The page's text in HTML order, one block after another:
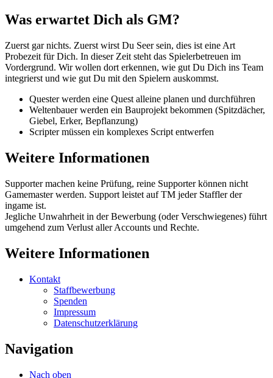
Was erwartet Dich als GM?
Zuerst gar nichts. Zuerst wirst Du Seer sein, dies ist eine Art
Probezeit für Dich. In dieser Zeit steht das Spielerbetreuen im
Vordergrund. Wir wollen dort erkennen, wie gut Du Dich ins Team
integrierst und wie gut Du mit den Spielern auskommst.
Quester werden eine Quest alleine planen und durchführen
Weltenbauer werden ein Bauprojekt bekommen (Spitzdächer,
Giebel, Erker, Bepflanzung)
Scripter müssen ein komplexes Script entwerfen
Weitere Informationen
Supporter machen keine Prüfung, reine Supporter können nicht
Gamemaster werden. Support leistet auf TM jeder Staffler der
ingame ist.
Jegliche Unwahrheit in der Bewerbung (oder Verschwiegenes) führt
umgehend zum Verlust aller Accounts und Rechte.
Weitere Informationen
Kontakt
Staffbewerbung
Spenden
Impressum
Datenschutzerklärung
Navigation
Nach oben